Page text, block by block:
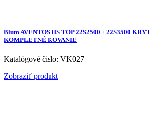
Blum AVENTOS HS TOP 22S2500 + 22S3500
KOMPLETNÉ KOVANIE
Katalógové čislo: VK027
Zobraziť produkt